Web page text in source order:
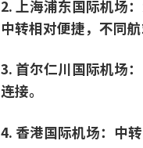
2. 上海浦东国际机场
中转相对便捷，不同
3. 首尔仁川国际机场
连接。
4. 香港国际机场：中